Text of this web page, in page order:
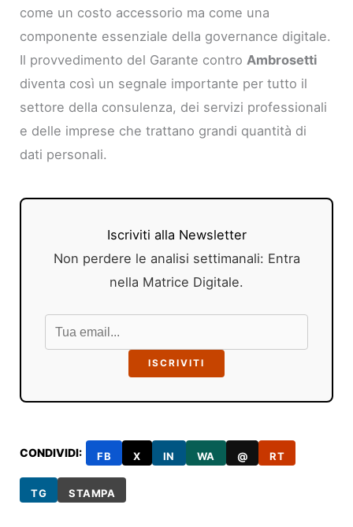
come un costo accessorio ma come una
componente essenziale della governance digitale.
Il provvedimento del Garante contro Ambrosetti
diventa così un segnale importante per tutto il
settore della consulenza, dei servizi professionali
e delle imprese che trattano grandi quantità di
dati personali.
Iscriviti alla Newsletter
Non perdere le analisi settimanali: Entra
nella Matrice Digitale.
ISCRIVITI
CONDIVIDI: FB X IN WA @ RT
TG STAMPA